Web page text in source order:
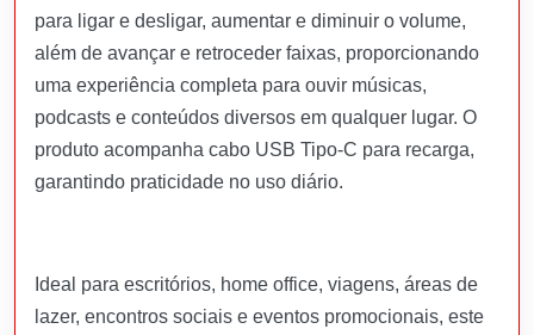
para ligar e desligar, aumentar e diminuir o volume,
além de avançar e retroceder faixas, proporcionando
uma experiência completa para ouvir músicas,
podcasts e conteúdos diversos em qualquer lugar. O
produto acompanha cabo USB Tipo-C para recarga,
garantindo praticidade no uso diário.
Ideal para escritórios, home office, viagens, áreas de
lazer, encontros sociais e eventos promocionais, este